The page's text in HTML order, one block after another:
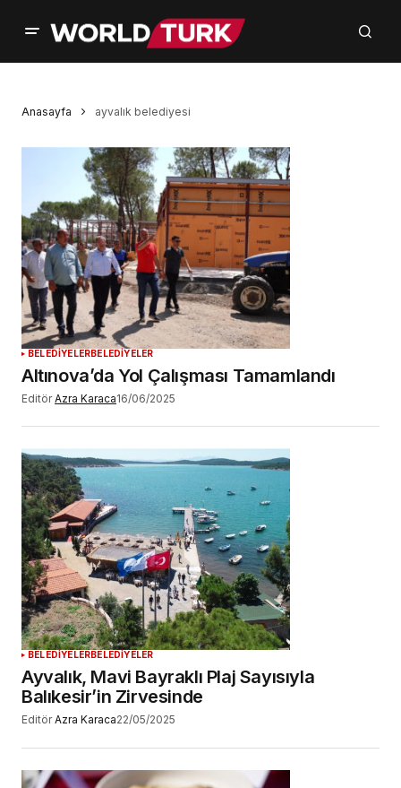
Anasayfa ayvalık belediyesi
BELEDİYELERBELEDİYELER
Altınova’da Yol Çalışması Tamamlandı
Editör Azra Karaca16/06/2025
BELEDİYELERBELEDİYELER
Ayvalık, Mavi Bayraklı Plaj Sayısıyla
Balıkesir’in Zirvesinde
Editör Azra Karaca22/05/2025